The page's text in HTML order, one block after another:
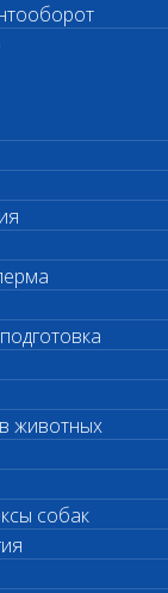
животных
собак
нашей
рода
антител в
к альфа-
.